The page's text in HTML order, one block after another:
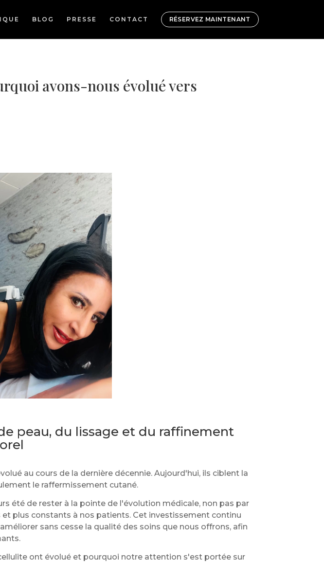
BLOG PRESSE CONTACT RÉSERVEZ MAINTENANT
avons-nous évolué vers
peau, du lissage et du raffinement
au cours de la dernière décennie. Aujourd'hui, ils ciblent la
le raffermissement cutané.
été de rester à la pointe de l'évolution médicale, non pas par
plus constants à nos patients. Cet investissement continu
sans cesse la qualité des soins que nous offrons, afin
ont évolué et pourquoi notre attention s'est portée sur